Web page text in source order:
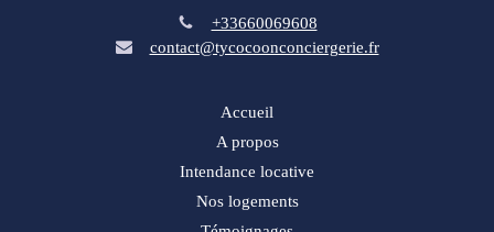
+33660069608
contact@tycocoonconciergerie.fr
Accueil
A propos
Intendance locative
Nos logements